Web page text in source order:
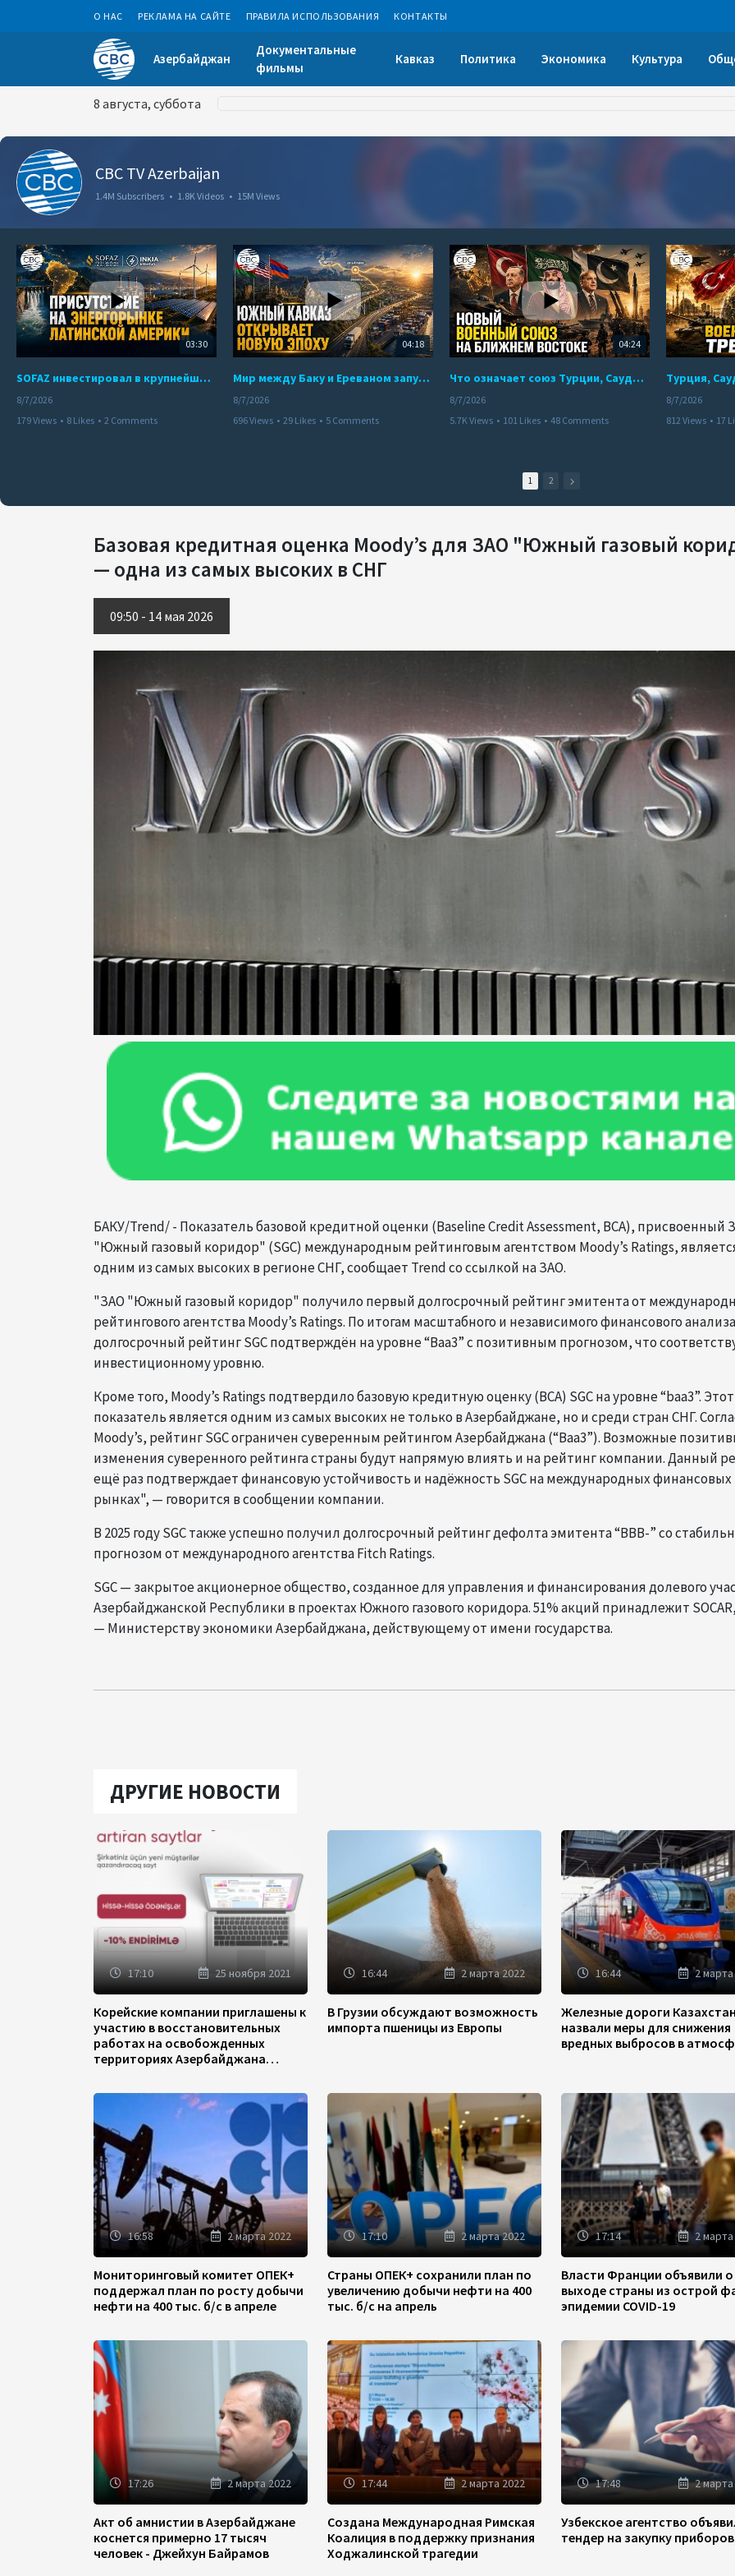
О НАС РЕКЛАМА НА САЙТЕ ПРАВИЛА ИСПОЛЬЗОВАНИЯ КОНТАКТЫ
Азербайджан
Документальные
фильмы
Кавказ Политика Экономика Культура
8 августа, суббота
CBC TV Azerbaijan
1.4M Subscribers • 1.8K Videos • 15M Views
03:30
SOFAZ инвестировал в крупнейшего независимого производителя электроэнергии Перу
8/7/2026
179 Views • 8 Likes • 2 Comments
04:18
Мир между Баку и Ереваном запускает крупные логистические проекты
8/7/2026
696 Views • 29 Likes • 5 Comments
04:24
Что означает союз Турции, Саудовской Аравии и Пакистана?
8/7/2026
5.7K Views • 101 Likes • 48 Comments
8/7/2026
812 Views • 17
1 2
Базовая кредитная оценка Moody’s для ЗАО "Южный газовый
— одна из самых высоких в СНГ
09:50 - 14 мая 2026
БАКУ/Trend/ - Показатель базовой кредитной оценки (Baseline Credit Assessment, BCA), присвоенный
"Южный газовый коридор" (SGC) международным рейтинговым агентством Moody’s Ratings,
одним из самых высоких в регионе СНГ, сообщает Trend со ссылкой на ЗАО.
"ЗАО "Южный газовый коридор" получило первый долгосрочный рейтинг эмитента от
рейтингового агентства Moody’s Ratings. По итогам масштабного и независимого финансового анализа
долгосрочный рейтинг SGC подтверждён на уровне “Baa3” с позитивным прогнозом, что
инвестиционному уровню.
Кроме того, Moody’s Ratings подтвердило базовую кредитную оценку (BCA) SGC на уровне “baa3”. Этот
показатель является одним из самых высоких не только в Азербайджане, но и среди стран СНГ.
Moody’s, рейтинг SGC ограничен суверенным рейтингом Азербайджана (“Baa3”). Возможные
изменения суверенного рейтинга страны будут напрямую влиять и на рейтинг компании. Данный
ещё раз подтверждает финансовую устойчивость и надёжность SGC на международных финансовых
рынках", — говорится в сообщении компании.
В 2025 году SGC также успешно получил долгосрочный рейтинг дефолта эмитента “BBB-” со
прогнозом от международного агентства Fitch Ratings.
SGC — закрытое акционерное общество, созданное для управления и финансирования долевого
Азербайджанской Республики в проектах Южного газового коридора. 51% акций принадлежит
— Министерству экономики Азербайджана, действующему от имени государства.
ДРУГИЕ НОВОСТИ
17:10 25 ноября 2021
Корейские компании приглашены к
участию в восстановительных
работах на освобожденных
территориях Азербайджана
16:44 2 марта 2022
В Грузии обсуждают возможность
импорта пшеницы из Европы
16:44 2 марта
Железные дороги
назвали меры для снижения
вредных выбросов в
16:58 2 марта 2022
Мониторинговый комитет ОПЕК+
поддержал план по росту добычи
нефти на 400 тыс. б/с в апреле
17:10 2 марта 2022
Страны ОПЕК+ сохранили план по
увеличению добычи нефти на 400
тыс. б/с на апрель
17:14 2 марта
Власти Франции объявили о
выходе страны из острой
эпидемии COVID-19
17:26 2 марта 2022
Акт об амнистии в Азербайджане
коснется примерно 17 тысяч
человек - Джейхун Байрамов
17:44 2 марта 2022
Создана Международная Римская
Коалиция в поддержку признания
Ходжалинской трагедии
17:48 2 марта
Узбекское агентство
тендер на закупку приборов